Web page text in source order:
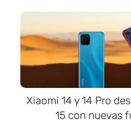
Xiaomi 14 y 14 Pro
15 con nuevas